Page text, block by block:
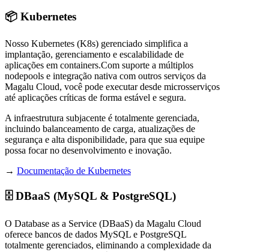
📦 Kubernetes
Nosso Kubernetes (K8s) gerenciado simplifica a
implantação, gerenciamento e escalabilidade de
aplicações em containers.Com suporte a múltiplos
nodepools e integração nativa com outros serviços da
Magalu Cloud, você pode executar desde microsserviços
até aplicações críticas de forma estável e segura.
A infraestrutura subjacente é totalmente gerenciada,
incluindo balanceamento de carga, atualizações de
segurança e alta disponibilidade, para que sua equipe
possa focar no desenvolvimento e inovação.
→ Documentação de Kubernetes
🗄️ DBaaS (MySQL & PostgreSQL)
O Database as a Service (DBaaS) da Magalu Cloud
oferece bancos de dados MySQL e PostgreSQL
totalmente gerenciados, eliminando a complexidade da